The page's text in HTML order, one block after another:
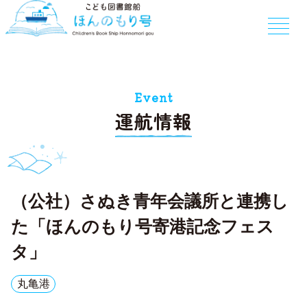
運航情報
Event
（公社）さぬき青年会議所と連携し
た「ほんのもり号寄港記念フェス
タ」
丸亀港